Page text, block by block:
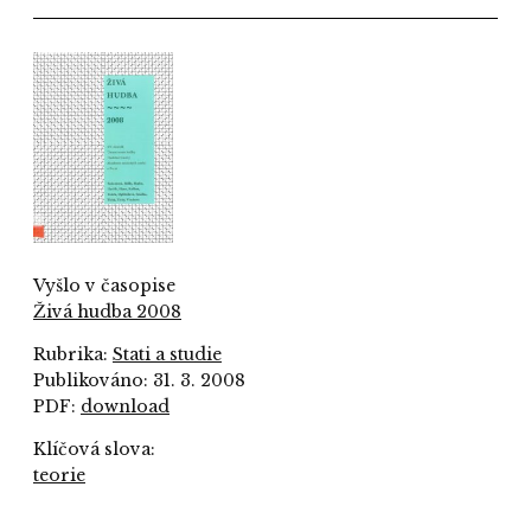
Vyšlo v časopise
Živá hudba 2008
Rubrika: Stati a studie
Publikováno: 31. 3. 2008
PDF: download
Klíčová slova:
teorie